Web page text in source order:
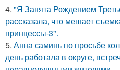
4. "Я Занята Рождением
рассказала, что мешает
принцессы-3".
5. Анна саминь по просьбе
день работала в округе,